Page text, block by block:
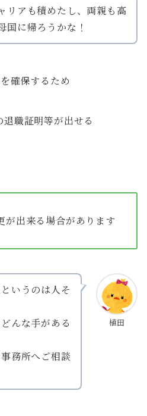
リアも積めたし、両親も高
国に帰ろうかな！
確保するため
職証明等が出せる
が出来る場合があります
植田
いうのは人そ
んな手がある
務所へご相談